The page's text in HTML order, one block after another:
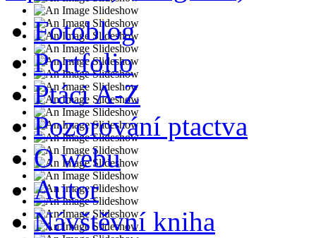
Fotoblog
Portfolio
Ptáci A-Z
Pozorování ptactva
O webu
Autor
Návštěvní kniha